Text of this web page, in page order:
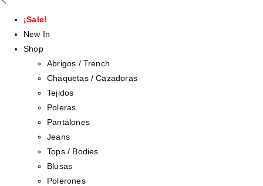
¡Sale!
New In
Shop
Abrigos / Trench
Chaquetas / Cazadoras
Tejidos
Poleras
Pantalones
Jeans
Tops / Bodies
Blusas
Polerones